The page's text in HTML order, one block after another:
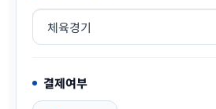
결제여부